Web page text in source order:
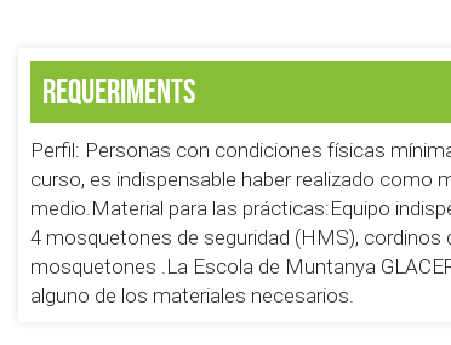
Requeriments
Perfil: Personas con condiciones físicas
curso, es indispensable haber realizado como
medio.Material para las prácticas:Equipo
4 mosquetones de seguridad (HMS),
mosquetones .La Escola de Muntanya
alguno de los materiales necesarios.